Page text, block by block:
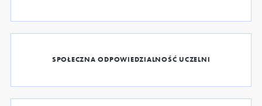
SPOŁECZNA ODPOWIEDZIALNOŚĆ UCZELNI